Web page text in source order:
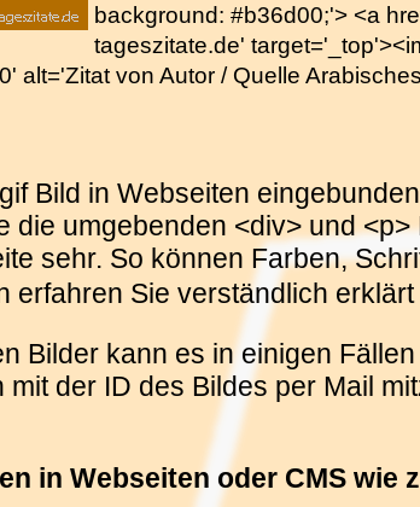
background: #b36d00;'> <a
tageszitate.de'
alt='Zitat von Autor / Quelle
Bild in Webseiten
die umgebenden <div> und
sehr. So können Farben,
erfahren Sie verständlich
Bilder kann es in einigen
der ID des Bildes per Mail
in Webseiten oder CMS wie